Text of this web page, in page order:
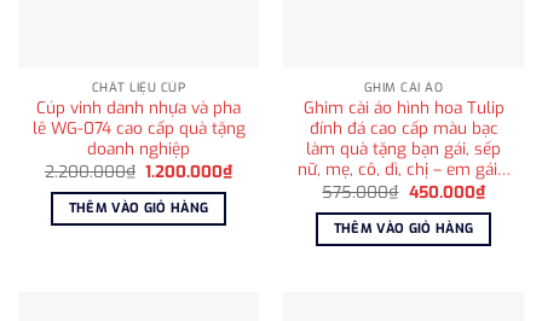
CHẤT LIỆU CÚP
Cúp vinh danh nhựa và pha
lê WG-074 cao cấp quà tặng
doanh nghiệp
2.200.000₫ Giá
là:
2.200.000₫.
1.200.000₫Giá
hiện
THÊM VÀO GIỎ HÀNG
GHIM CÀI ÁO
Ghim cài áo hình hoa Tulip
đính đá cao cấp màu bạc
làm quà tặng bạn gái, sếp
nữ, mẹ, cô, dì, chị – em gái…
575.000₫ Giá
là:
575.000₫.
450.000₫Giá
hiện
tại
THÊM VÀO GIỎ HÀNG